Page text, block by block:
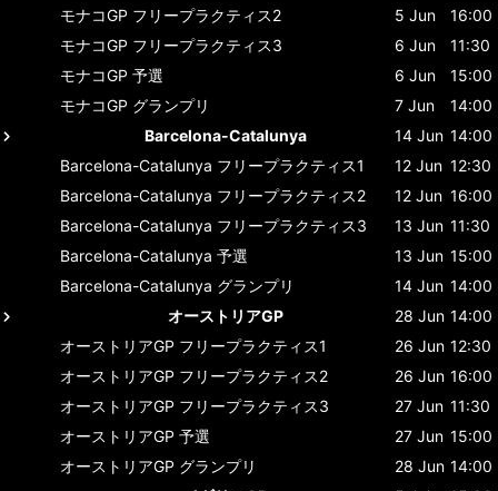
モナコGP フリープラクティス2 5 Jun
16:00
モナコGP フリープラクティス3 6 Jun
11:30
モナコGP 予選 6 Jun
15:00
モナコGP グランプリ 7 Jun
14:00
Barcelona-Catalunya
14 Jun 14:00
Barcelona-Catalunya フリープラクティス1 12 Jun 12:30
Barcelona-Catalunya フリープラクティス2 12 Jun 16:00
Barcelona-Catalunya フリープラクティス3 13 Jun 11:30
Barcelona-Catalunya 予選 13 Jun 15:00
Barcelona-Catalunya グランプリ 14 Jun 14:00
オーストリアGP
28 Jun 14:00
オーストリアGP フリープラクティス1 26 Jun 12:30
オーストリアGP フリープラクティス2 26 Jun 16:00
オーストリアGP フリープラクティス3 27 Jun 11:30
オーストリアGP 予選 27 Jun 15:00
オーストリアGP グランプリ 28 Jun 14:00